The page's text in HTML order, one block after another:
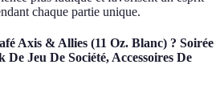
chaque partie unique.
Axis & Allies (11 Oz. Blanc) ? Soirée
Jeu De Société, Accessoires De